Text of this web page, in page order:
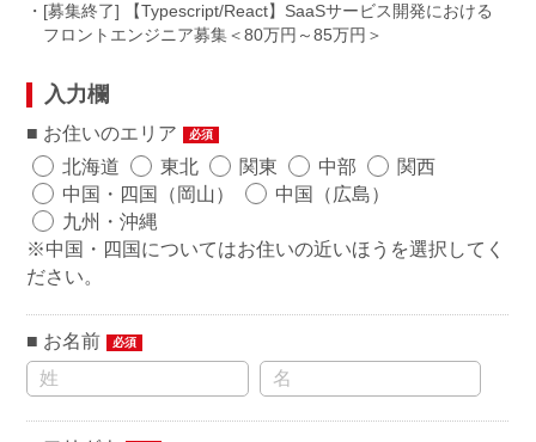
・[募集終了] 【Typescript/React】SaaSサービス開発における
フロントエンジニア募集
80万円～85万円
入力欄
お住いのエリア 必須
北海道 東北 関東 中部
関西
中国・四国（岡山）
中国（広島）
九州・沖縄
※中国・四国についてはお住いの近いほうを選択してく
ださい。
お名前 必須